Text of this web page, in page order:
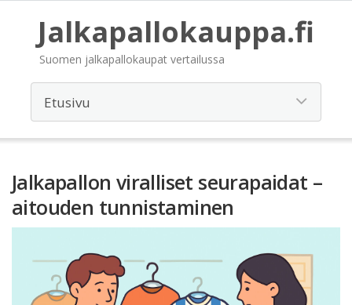
Jalkapallokauppa.fi
Suomen jalkapallokaupat vertailussa
Jalkapallon viralliset seurapaidat –
aitouden tunnistaminen